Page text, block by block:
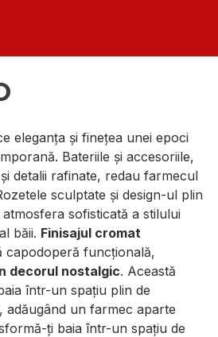
eleganța și finețea unei epoci
Bateriile și accesoriile,
detalii rafinate, redau farmecul
sculptate și design-ul plin
sofisticată a stilului
băii. Finisajul cromat
capodoperă funcțională,
decorul nostalgic. Această
într-un spațiu plin de
, adăugând un farmec aparte
ți baia într-un spațiu de